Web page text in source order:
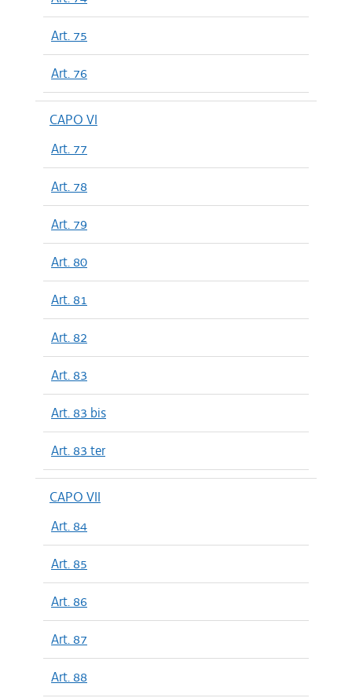
Art. 75
Art. 76
CAPO VI
Art. 77
Art. 78
Art. 79
Art. 80
Art. 81
Art. 82
Art. 83
Art. 83 bis
Art. 83 ter
CAPO VII
Art. 84
Art. 85
Art. 86
Art. 87
Art. 88